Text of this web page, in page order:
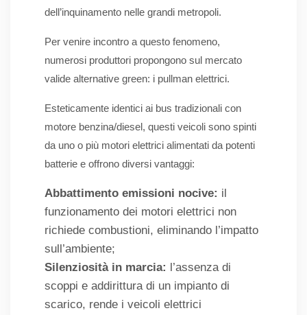
dell’inquinamento nelle grandi metropoli.
Per venire incontro a questo fenomeno,
numerosi produttori propongono sul mercato
valide alternative green: i pullman elettrici.
Esteticamente identici ai bus tradizionali con
motore benzina/diesel, questi veicoli sono spinti
da uno o più motori elettrici alimentati da potenti
batterie e offrono diversi vantaggi:
Abbattimento emissioni nocive: il
funzionamento dei motori elettrici non
richiede combustioni, eliminando l’impatto
sull’ambiente;
Silenziosità in marcia: l’assenza di
scoppi e addirittura di un impianto di
scarico, rende i veicoli elettrici